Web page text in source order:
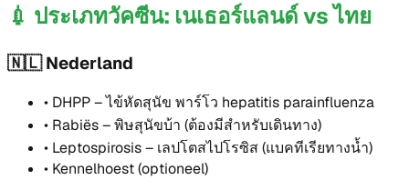
💉 ประเภทวัคซีน: เนเธอร์แลนด์ vs ไทย
🇳🇱 Nederland
• DHPP –ไข้หัดสุนัข พาร์โว hepatitis parainfluenza
• Rabiës –พิษสุนัขบ้า (ต้องมีสำหรับเดินทาง)
• Leptospirosis – เลปโตสไปโรซิส (แบคทีเรียทางน้ำ)
• Kennelhoest (optioneel)